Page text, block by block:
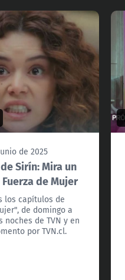
de 2025
Sirín: Mira un
de Mujer
los capítulos de
de domingo a
noches de TVN y en
por TVN.cl.